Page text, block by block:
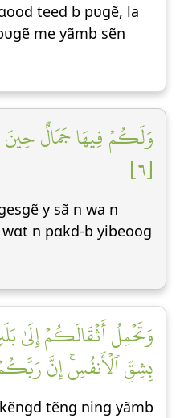
teed b pʋgẽ, la
me yãmb sẽn
وَلَكُمۡ فِيهَا جَمَالٌ
[٦]
y sã n wa n
n pɑkd-b yibeoog
وَتَحۡمِلُ أَثۡقَالَكُمۡ إِلَىٰ
بِشِقِّ ٱلۡأَنفُسِۚ إِنَّ
kẽngd tẽng ning yãmb